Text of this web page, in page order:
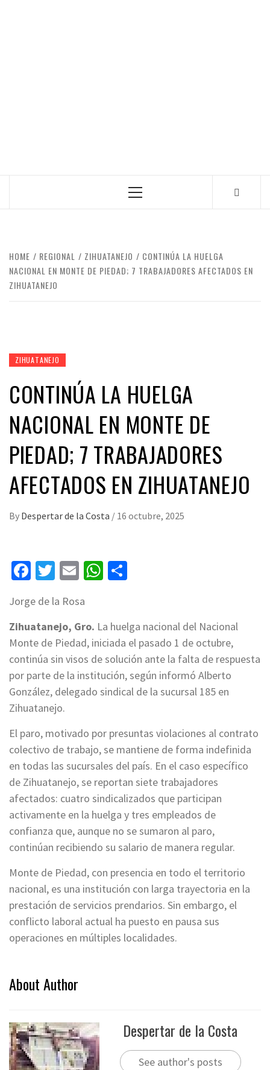
Primary
HOME REGIONAL ZIHUATANEJO
CONTINÚA LA HUELGA
NACIONAL EN MONTE DE PIEDAD; 7 TRABAJADORES AFECTADOS EN
ZIHUATANEJO
ZIHUATANEJO
CONTINÚA LA HUELGA
NACIONAL EN MONTE DE
PIEDAD; 7 TRABAJADORES
AFECTADOS EN ZIHUATANEJO
By Despertar de la Costa / 16 octubre, 2025
Facebook
Twitter
EmailWhatsApp
Jorge de la Rosa
Zihuatanejo, Gro. La huelga nacional del Nacional
Monte de Piedad, iniciada el pasado 1 de octubre,
continúa sin visos de solución ante la falta de respuesta
por parte de la institución, según informó Alberto
González, delegado sindical de la sucursal 185 en
Zihuatanejo.
El paro, motivado por presuntas violaciones al contrato
colectivo de trabajo, se mantiene de forma indefinida
en todas las sucursales del país. En el caso específico
de Zihuatanejo, se reportan siete trabajadores
afectados: cuatro sindicalizados que participan
activamente en la huelga y tres empleados de
confianza que, aunque no se sumaron al paro,
continúan recibiendo su salario de manera regular.
Monte de Piedad, con presencia en todo el territorio
nacional, es una institución con larga trayectoria en la
prestación de servicios prendarios. Sin embargo, el
conflicto laboral actual ha puesto en pausa sus
operaciones en múltiples localidades.
About Author
Despertar de la Costa
See author's posts